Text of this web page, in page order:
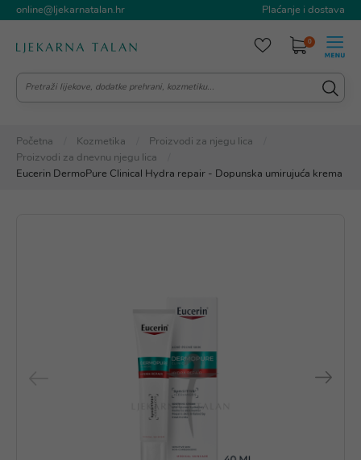
online@ljekarnatalan.hr Plaćanje i dostava
0
Početna Kozmetika
Proizvodi za njegu lica
Proizvodi za dnevnu njegu lica
Eucerin DermoPure Clinical Hydra repair - Dopunska umirujuća krema